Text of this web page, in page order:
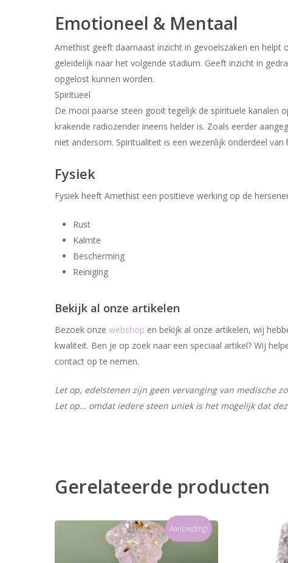
Emotioneel & Mentaal
Amethist geeft daarnaast inzicht in gevoelszaken en helpt
geleidelijk naar het volgende stadium. Geeft inzicht in
opgelost kunnen worden.
Spiritueel
De mooi paarse steen gooit tegelijk de spirituele kanalen
krakende radiozender ineens helder is. Zoals eerder
niet andersom. Spiritualiteit is een wezenlijk onderdeel
Fysiek
Fysiek heeft Amethist een positieve werking op de
Rust
Kalmte
Bescherming
Reiniging
Bekijk al onze artikelen
Bezoek onze webshop en bekijk al onze artikelen, wij
kwaliteit. Ben je op zoek naar een speciaal artikel? Wij
contact op te nemen.
Let op, edelstenen zijn geen vervanging van medische
Let op… omdat iedere steen uniek is het mogelijk dat
Gerelateerde producten
Aanbieding!